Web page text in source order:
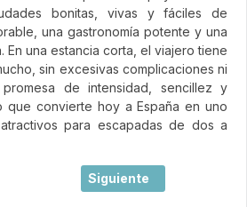
bonitas, vivas y fáciles de
una gastronomía potente y una
En una estancia corta, el viajero tiene
sin excesivas complicaciones ni
de intensidad, sencillez y
que convierte hoy a España en uno
para escapadas de dos a
la joya elegante del suroeste
Artículo siguiente:
Siguiente